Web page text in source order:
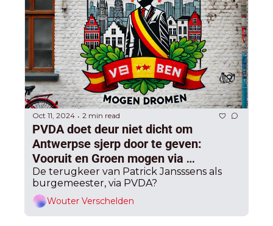
Oct 11, 2024 • 2 min read
PVDA doet deur niet dicht om
Antwerpse sjerp door te geven:
Vooruit en Groen mogen via
achterpoortjes in het
gemeentedecreet gaan dromen
De terugkeer van Patrick Jansssens als
Wouter Verschelden